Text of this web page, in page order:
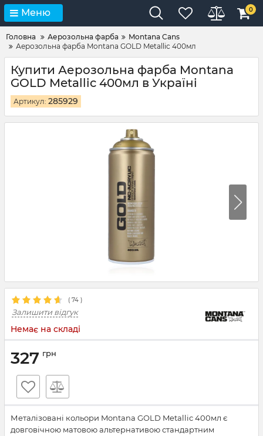
Меню 0
Головна Аерозольна фарба
Montana Cans
Аерозольна фарба Montana GOLD Metallic 400мл
Купити Аерозольна фарба Montana
GOLD Metallic 400мл в Україні
Артикул: 285929
( 74 )
Залишити відгук
Немає на складі
327 грн
Металізовані кольори Montana GOLD Metallic 400мл є
довговічною матовою альтернативою стандартним